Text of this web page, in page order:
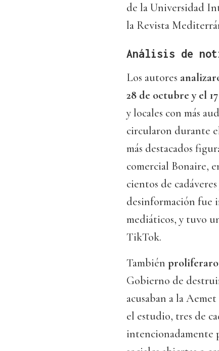
de la Universidad
la Revista
Análisis de
Los autores
28 de octubre y el
y locales con más
circularon durante
más destacados
comercial Bonaire,
cientos de
desinformación fue
mediáticos, y tuvo
TikTok.
También
Gobierno de
acusaban a la
el estudio, tres de
intencionadamente